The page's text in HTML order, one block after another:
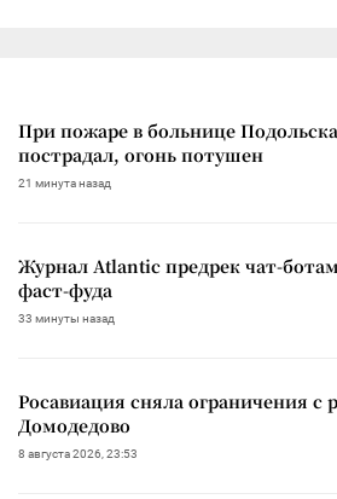
При пожаре в больнице
пострадал, огонь потушен
21 минута назад
Журнал Atlantic предрек чат-
фаст-фуда
33 минуты назад
Росавиация сняла ограничения с
Домодедово
8 августа 2026, 23:53